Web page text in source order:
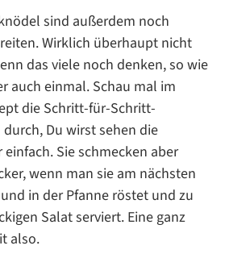
sind außerdem noch
Wirklich überhaupt nicht
das viele noch denken, so wie
auch einmal. Schau mal im
die Schritt-für-Schritt-
Du wirst sehen die
Sie schmecken aber
wenn man sie am nächsten
in der Pfanne röstet und zu
Salat serviert. Eine ganz
also.